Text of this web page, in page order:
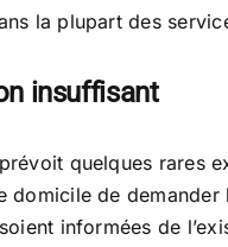
la plupart des
insuffisant
quelques rares
de
informées de